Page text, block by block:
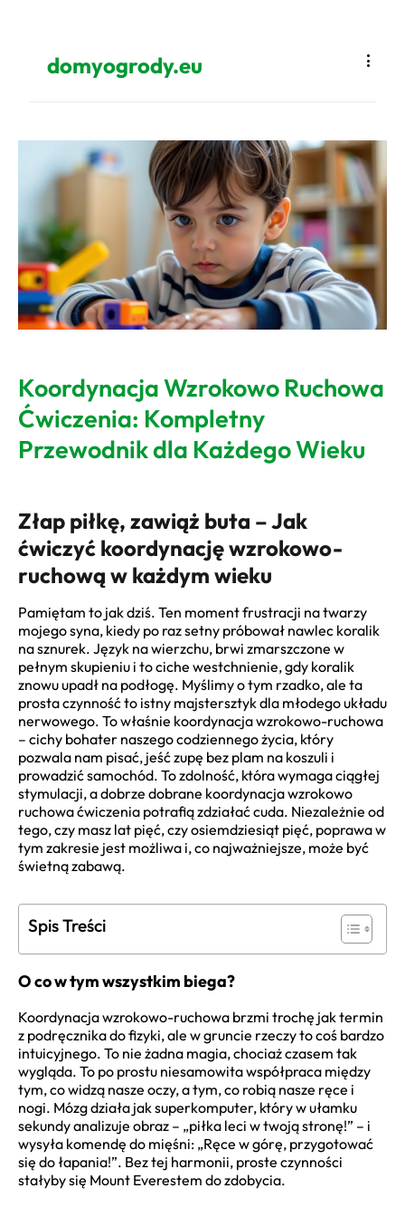
domyogrody.eu
Koordynacja Wzrokowo Ruchowa
Ćwiczenia: Kompletny
Przewodnik dla Każdego Wieku
Złap piłkę, zawiąż buta – Jak
ćwiczyć koordynację wzrokowo-
ruchową w każdym wieku
Pamiętam to jak dziś. Ten moment frustracji na twarzy
mojego syna, kiedy po raz setny próbował nawlec koralik
na sznurek. Język na wierzchu, brwi zmarszczone w
pełnym skupieniu i to ciche westchnienie, gdy koralik
znowu upadł na podłogę. Myślimy o tym rzadko, ale ta
prosta czynność to istny majstersztyk dla młodego układu
nerwowego. To właśnie koordynacja wzrokowo-ruchowa
– cichy bohater naszego codziennego życia, który
pozwala nam pisać, jeść zupę bez plam na koszuli i
prowadzić samochód. To zdolność, która wymaga ciągłej
stymulacji, a dobrze dobrane koordynacja wzrokowo
ruchowa ćwiczenia potrafią zdziałać cuda. Niezależnie od
tego, czy masz lat pięć, czy osiemdziesiąt pięć, poprawa w
tym zakresie jest możliwa i, co najważniejsze, może być
świetną zabawą.
Spis Treści
O co w tym wszystkim biega?
Koordynacja wzrokowo-ruchowa brzmi trochę jak termin
z podręcznika do fizyki, ale w gruncie rzeczy to coś bardzo
intuicyjnego. To nie żadna magia, chociaż czasem tak
wygląda. To po prostu niesamowita współpraca między
tym, co widzą nasze oczy, a tym, co robią nasze ręce i
nogi. Mózg działa jak superkomputer, który w ułamku
sekundy analizuje obraz – „piłka leci w twoją stronę!” – i
wysyła komendę do mięśni: „Ręce w górę, przygotować
się do łapania!”. Bez tej harmonii, proste czynności
stałyby się Mount Everestem do zdobycia.